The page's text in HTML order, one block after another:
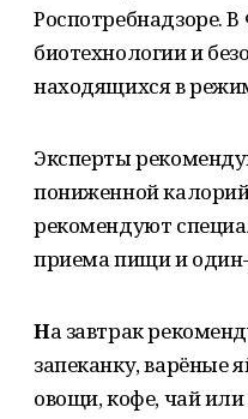
Роспотребнадзоре.
биотехнологии и
находящихся в
Эксперты
пониженной
рекомендуют
приема пищи и один-
На завтрак
запеканку, варёные
овощи, кофе, чай или